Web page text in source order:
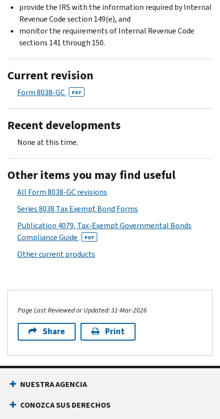
provide the IRS with the information required by Internal
Revenue Code section 149(e), and
monitor the requirements of Internal Revenue Code
sections 141 through 150.
Current revision
Form 8038-GC PDF
Recent developments
None at this time.
Other items you may find useful
All Form 8038-GC revisions
Series 8038 Tax Exempt Bond Forms
Publication 4079, Tax-Exempt Governmental Bonds
Compliance Guide
PDF
Other current products
Page Last Reviewed or Updated: 31-Mar-2026
Share Print
NUESTRA AGENCIA
CONOZCA SUS DERECHOS